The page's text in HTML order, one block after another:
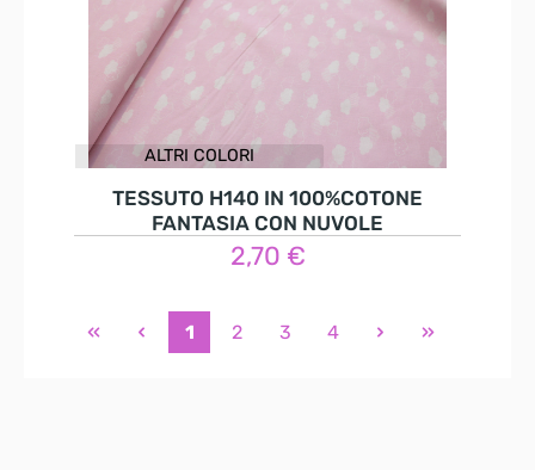
ALTRI COLORI
TESSUTO H140 IN 100%COTONE
FANTASIA CON NUVOLE
2,70 €
Dettagli
1 2 3 4